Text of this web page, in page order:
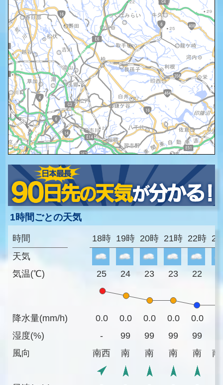
1時間ごとの天気
時間
天気
気温(℃)
降水量(mm/h)
湿度(%)
風向
18時 19時 20時 21時 22時
25 24 23 23 22
0.0 0.0 0.0 0.0 0.0
-
99 99 99 99
南西
南 南 南 南 南